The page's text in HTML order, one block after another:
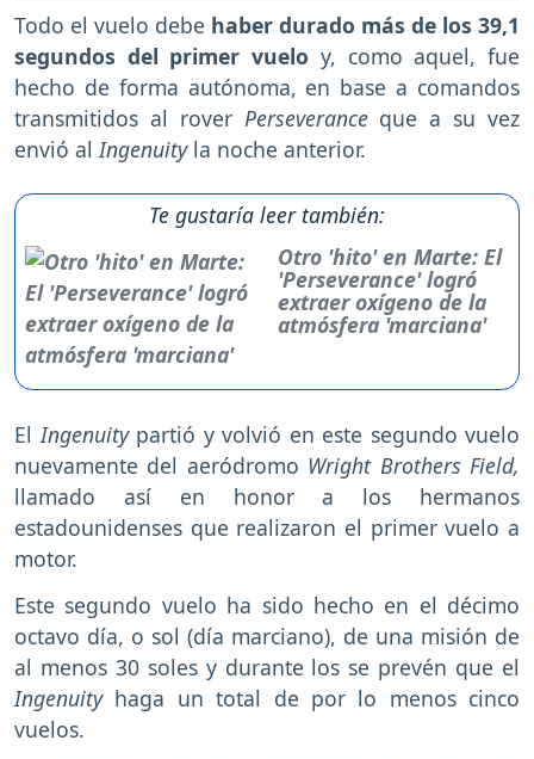
Todo el vuelo debe haber durado más de los 39,1
segundos del primer vuelo y, como aquel, fue
hecho de forma autónoma, en base a comandos
transmitidos al rover Perseveranceque a su vez
envió alIngenuityla noche anterior.
Te gustaría leer también:
Otro 'hito' en Marte: El
'Perseverance' logró
extraer oxígeno de la
atmósfera 'marciana'
El Ingenuitypartió y volvió en este segundo vuelo
nuevamente del aeródromo Wright Brothers Field,
llamado así en honor a los hermanos
estadounidenses que realizaron el primer vuelo a
motor.
Este segundo vuelo ha sido hecho en el décimo
octavo día, o sol (día marciano), de una misión de
al menos 30 soles y durante los se prevén que el
Ingenuityhaga un total de por lo menos cinco
vuelos.